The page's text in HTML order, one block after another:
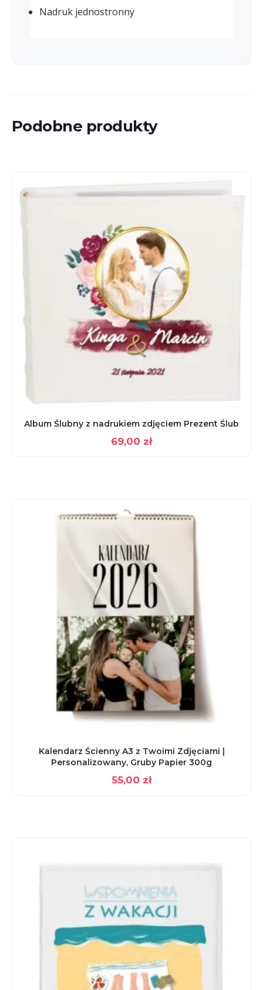
Nadruk jednostronny
Podobne produkty
Album Ślubny z nadrukiem zdjęciem Prezent Ślub
69,00 zł
Kalendarz Ścienny A3 z Twoimi Zdjęciami |
Personalizowany, Gruby Papier 300g
55,00 zł